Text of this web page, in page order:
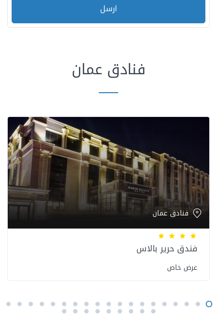
ارسل
فنادق عمان
فنادق عمان
فندق حرير بالاس
عرض خاص